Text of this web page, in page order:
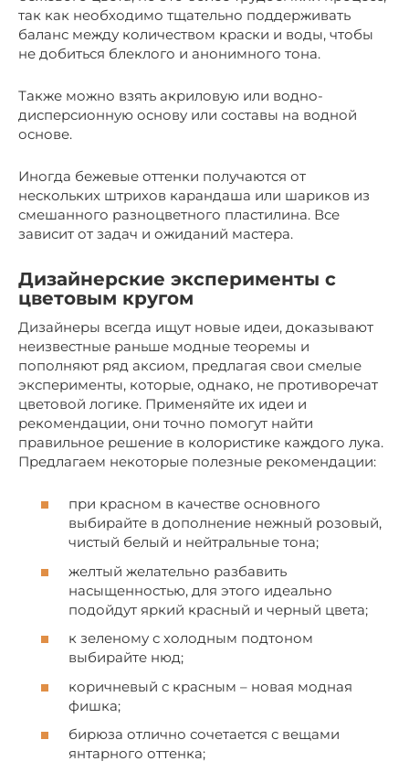
так как необходимо тщательно поддерживать
баланс между количеством краски и воды, чтобы
не добиться блеклого и анонимного тона.
Также можно взять акриловую или водно-
дисперсионную основу или составы на водной
основе.
Иногда бежевые оттенки получаются от
нескольких штрихов карандаша или шариков из
смешанного разноцветного пластилина. Все
зависит от задач и ожиданий мастера.
Дизайнерские эксперименты с
цветовым кругом
Дизайнеры всегда ищут новые идеи, доказывают
неизвестные раньше модные теоремы и
пополняют ряд аксиом, предлагая свои смелые
эксперименты, которые, однако, не противоречат
цветовой логике. Применяйте их идеи и
рекомендации, они точно помогут найти
правильное решение в колористике каждого лука.
Предлагаем некоторые полезные рекомендации:
при красном в качестве основного
выбирайте в дополнение нежный розовый,
чистый белый и нейтральные тона;
желтый желательно разбавить
насыщенностью, для этого идеально
подойдут яркий красный и черный цвета;
к зеленому с холодным подтоном
выбирайте нюд;
коричневый с красным – новая модная
фишка;
бирюза отлично сочетается с вещами
янтарного оттенка;